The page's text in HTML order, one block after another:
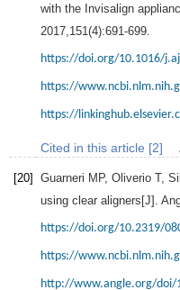
with the Invisalign
2017 151(4):691-699.
https://doi.org/10.1016/
https://
https://
Cited in this article [2]
[20] Guarneri MP, Oliverio T,
using clear aligners[J].
https://doi.org/10.2319/
https://
http://www.angle.org/doi/